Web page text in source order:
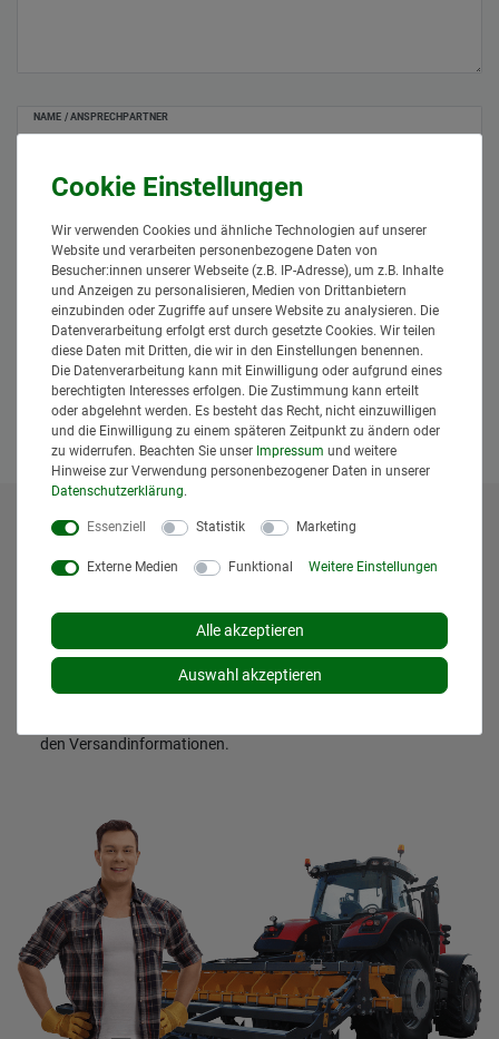
NAME / ANSPRECHPARTNER
DEINE EMAILADRESSE*
Hiermit bestätige ich, dass ich die Daten­schutz­erklärunggelesen
habe.
Anfrage senden
* Alle Preise inklusive gesetzlicher Mehrwertsteuer und
zuzüglich
Versandkosten. Der Versand erfolgt bei vielen
Artikeln bei Bestellungen bis 14 Uhr und Sofortbezahlung
Lieferzeiten gelten für Lieferungen innerhalb Deutschlands.
Die angezeigten Versandkosten beziehen sich auf den
Versand innerhalb Deutschlands, soweit kein anders
Lieferland ausgewählt wurde. Versandkosten und
den Versandinformationen.
Wir verwenden Cookies und ähnliche Technologien auf unserer
Website und verarbeiten personenbezogene Daten von
Besucher:innen unserer Webseite (z.B. IP-Adresse), um z.B. Inhalte
und Anzeigen zu personalisieren, Medien von Drittanbietern
einzubinden oder Zugriffe auf unsere Website zu analysieren. Die
Datenverarbeitung erfolgt erst durch gesetzte Cookies. Wir teilen
diese Daten mit Dritten, die wir in den Einstellungen benennen.
Die Datenverarbeitung kann mit Einwilligung oder aufgrund eines
berechtigten Interesses erfolgen. Die Zustimmung kann erteilt
oder abgelehnt werden. Es besteht das Recht, nicht einzuwilligen
und die Einwilligung zu einem späteren Zeitpunkt zu ändern oder
zu widerrufen. Beachten Sie unser Impressum und weitere
Hinweise zur Verwendung personenbezogener Daten in unserer
Daten­schutz­erklärung.
Essenziell Statistik Marketing
Externe Medien Funktional Weitere Einstellungen
Alle akzeptieren
Auswahl akzeptieren